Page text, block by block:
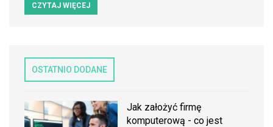
CZYTAJ WIĘCEJ
OSTATNIO DODANE
Jak założyć firmę
komputerową - co jest